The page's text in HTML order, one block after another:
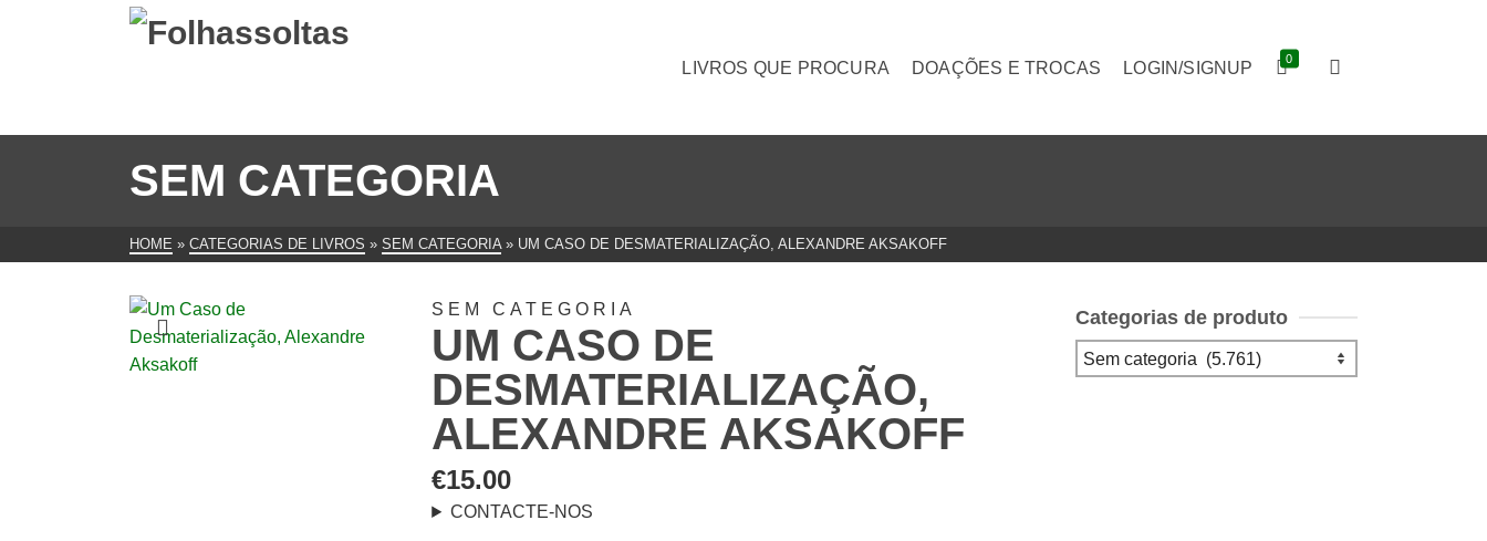
LIVROS QUE PROCURA DOAÇÕES E TROCAS LOGIN/SIGNUP 0
SEM CATEGORIA
HOME » CATEGORIAS DE LIVROS » SEM CATEGORIA » UM CASO DE DESMATERIALIZAÇÃO, ALEXANDRE AKSAKOFF
SEM CATEGORIA
UM CASO DE
DESMATERIALIZAÇÃO,
ALEXANDRE AKSAKOFF
€15.00
CONTACTE-NOS
Categorias de produto